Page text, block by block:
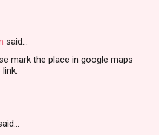
said…
mark the place in google maps